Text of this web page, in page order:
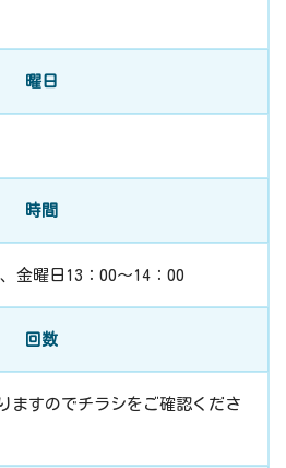
曜日
時間
金曜日13：00～14：00
回数
ますのでチラシをご確認くださ